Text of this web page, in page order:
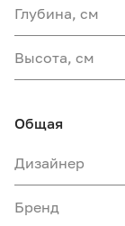
Глубина, см
Высота, см
Общая
Дизайнер
Бренд